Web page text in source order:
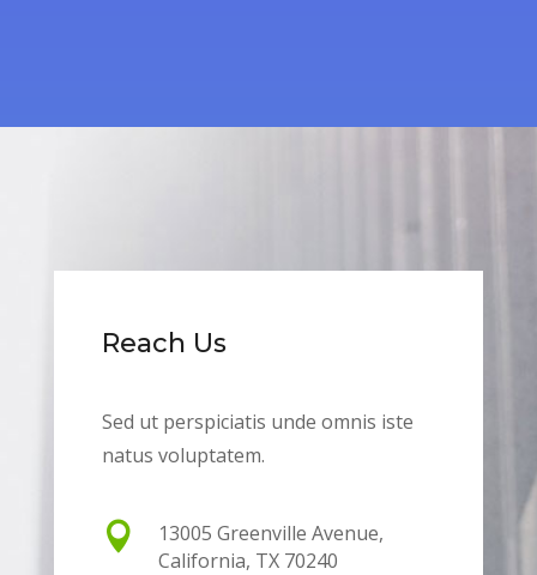
Reach Us
Sed ut perspiciatis unde omnis iste
natus voluptatem.

13005 Greenville Avenue,
California, TX 70240